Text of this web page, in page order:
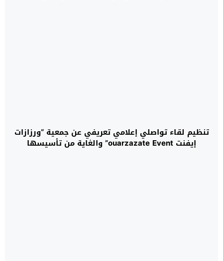
تنظيم لقاء تواصلي إعلامي تعريفي عن جمعية “ورزازات
إيفنت ouarzazate Event” والغاية من تأسيسها